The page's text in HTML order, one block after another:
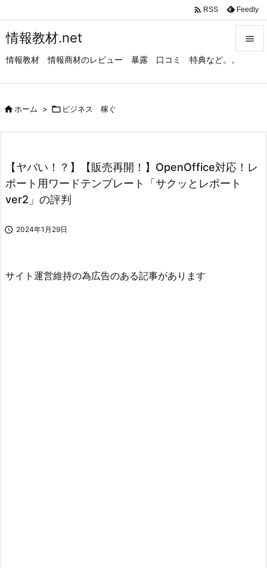
情報教材.net
情報教材 情報商材のレビュー 暴露 口コミ 特典など。。

次へ
 RSS Feedly
ホーム >  ビジネス 稼ぐ
【ヤバい！？】【販売再開！】OpenOffice対応！レ
ポート用ワードテンプレート「サクッとレポート
ver2」の評判
 2024年1月29日
サイト運営維持の為広告のある記事があります